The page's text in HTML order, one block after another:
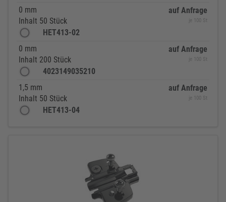
0 mm
Inhalt 50 Stück
HET413-02
auf Anfrage
je 100 St
0 mm
Inhalt 200 Stück
4023149035210
auf Anfrage
je 100 St
1,5 mm
Inhalt 50 Stück
HET413-04
auf Anfrage
je 100 St